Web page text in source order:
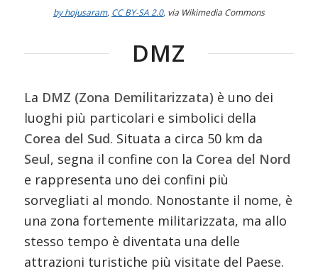
by hojusaram, CC BY-SA 2.0, via Wikimedia Commons
DMZ
La DMZ (Zona Demilitarizzata) è uno dei
luoghi più particolari e simbolici della
Corea del Sud. Situata a circa 50 km da
Seul, segna il confine con la Corea del Nord
e rappresenta uno dei confini più
sorvegliati al mondo. Nonostante il nome, è
una zona fortemente militarizzata, ma allo
stesso tempo è diventata una delle
attrazioni turistiche più visitate del Paese.